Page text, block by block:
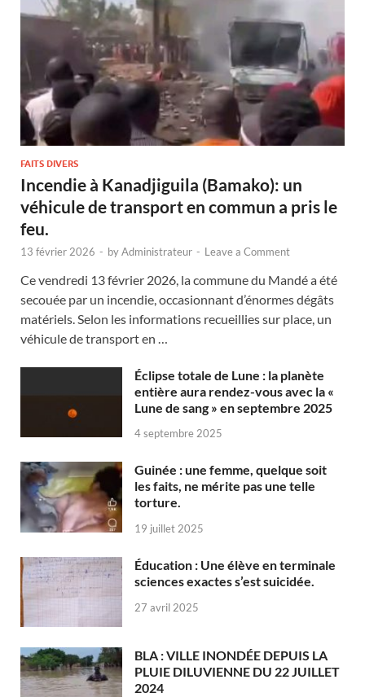
FAITS DIVERS
Incendie à Kanadjiguila (Bamako): un
véhicule de transport en commun a pris le
feu.
13 février 2026 - byAdministrateur - Leave a Comment
Ce vendredi 13 février 2026, la commune du Mandé a été
secouée par un incendie, occasionnant d’énormes dégâts
matériels. Selon les informations recueillies sur place, un
véhicule de transport en …
Éclipse totale de Lune : la planète
entière aura rendez-vous avec la «
Lune de sang » en septembre 2025
4 septembre 2025
Guinée : une femme, quelque soit
les faits, ne mérite pas une telle
torture.
19 juillet 2025
Éducation : Une élève en terminale
sciences exactes s’est suicidée.
27 avril 2025
BLA : VILLE INONDÉE DEPUIS LA
PLUIE DILUVIENNE DU 22 JUILLET
2024